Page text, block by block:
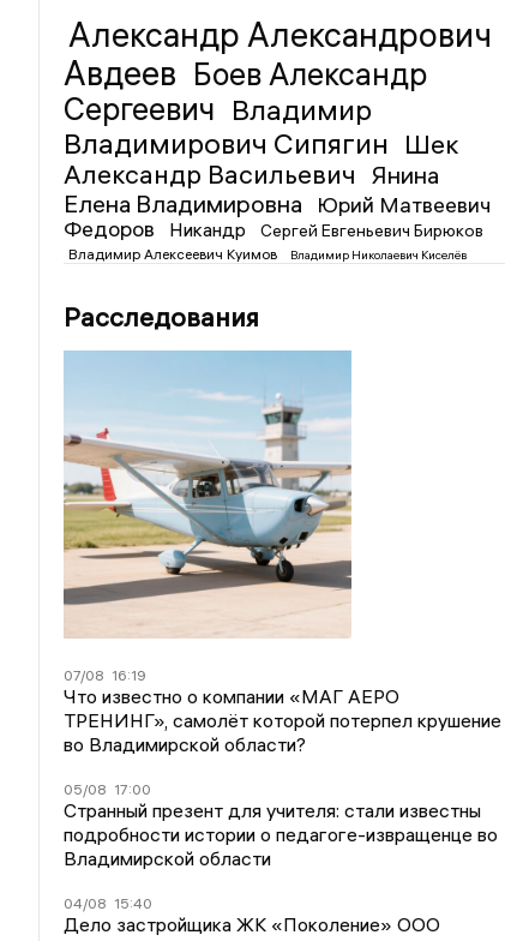
Александр Александрович
Авдеев Боев Александр
Сергеевич Владимир
Владимирович Сипягин Шек
Александр Васильевич
Янина
Елена Владимировна
Юрий Матвеевич
Федоров
Никандр Сергей Евгеньевич Бирюков
Владимир Алексеевич Куимов Владимир Николаевич Киселёв
Расследования
07/08 16:19
Что известно о компании «МАГ АЕРО
ТРЕНИНГ», самолёт которой потерпел крушение
во Владимирской области?
05/08 17:00
Странный презент для учителя: стали известны
подробности истории о педагоге-извращенце во
Владимирской области
04/08 15:40
Дело застройщика ЖК «Поколение» ООО